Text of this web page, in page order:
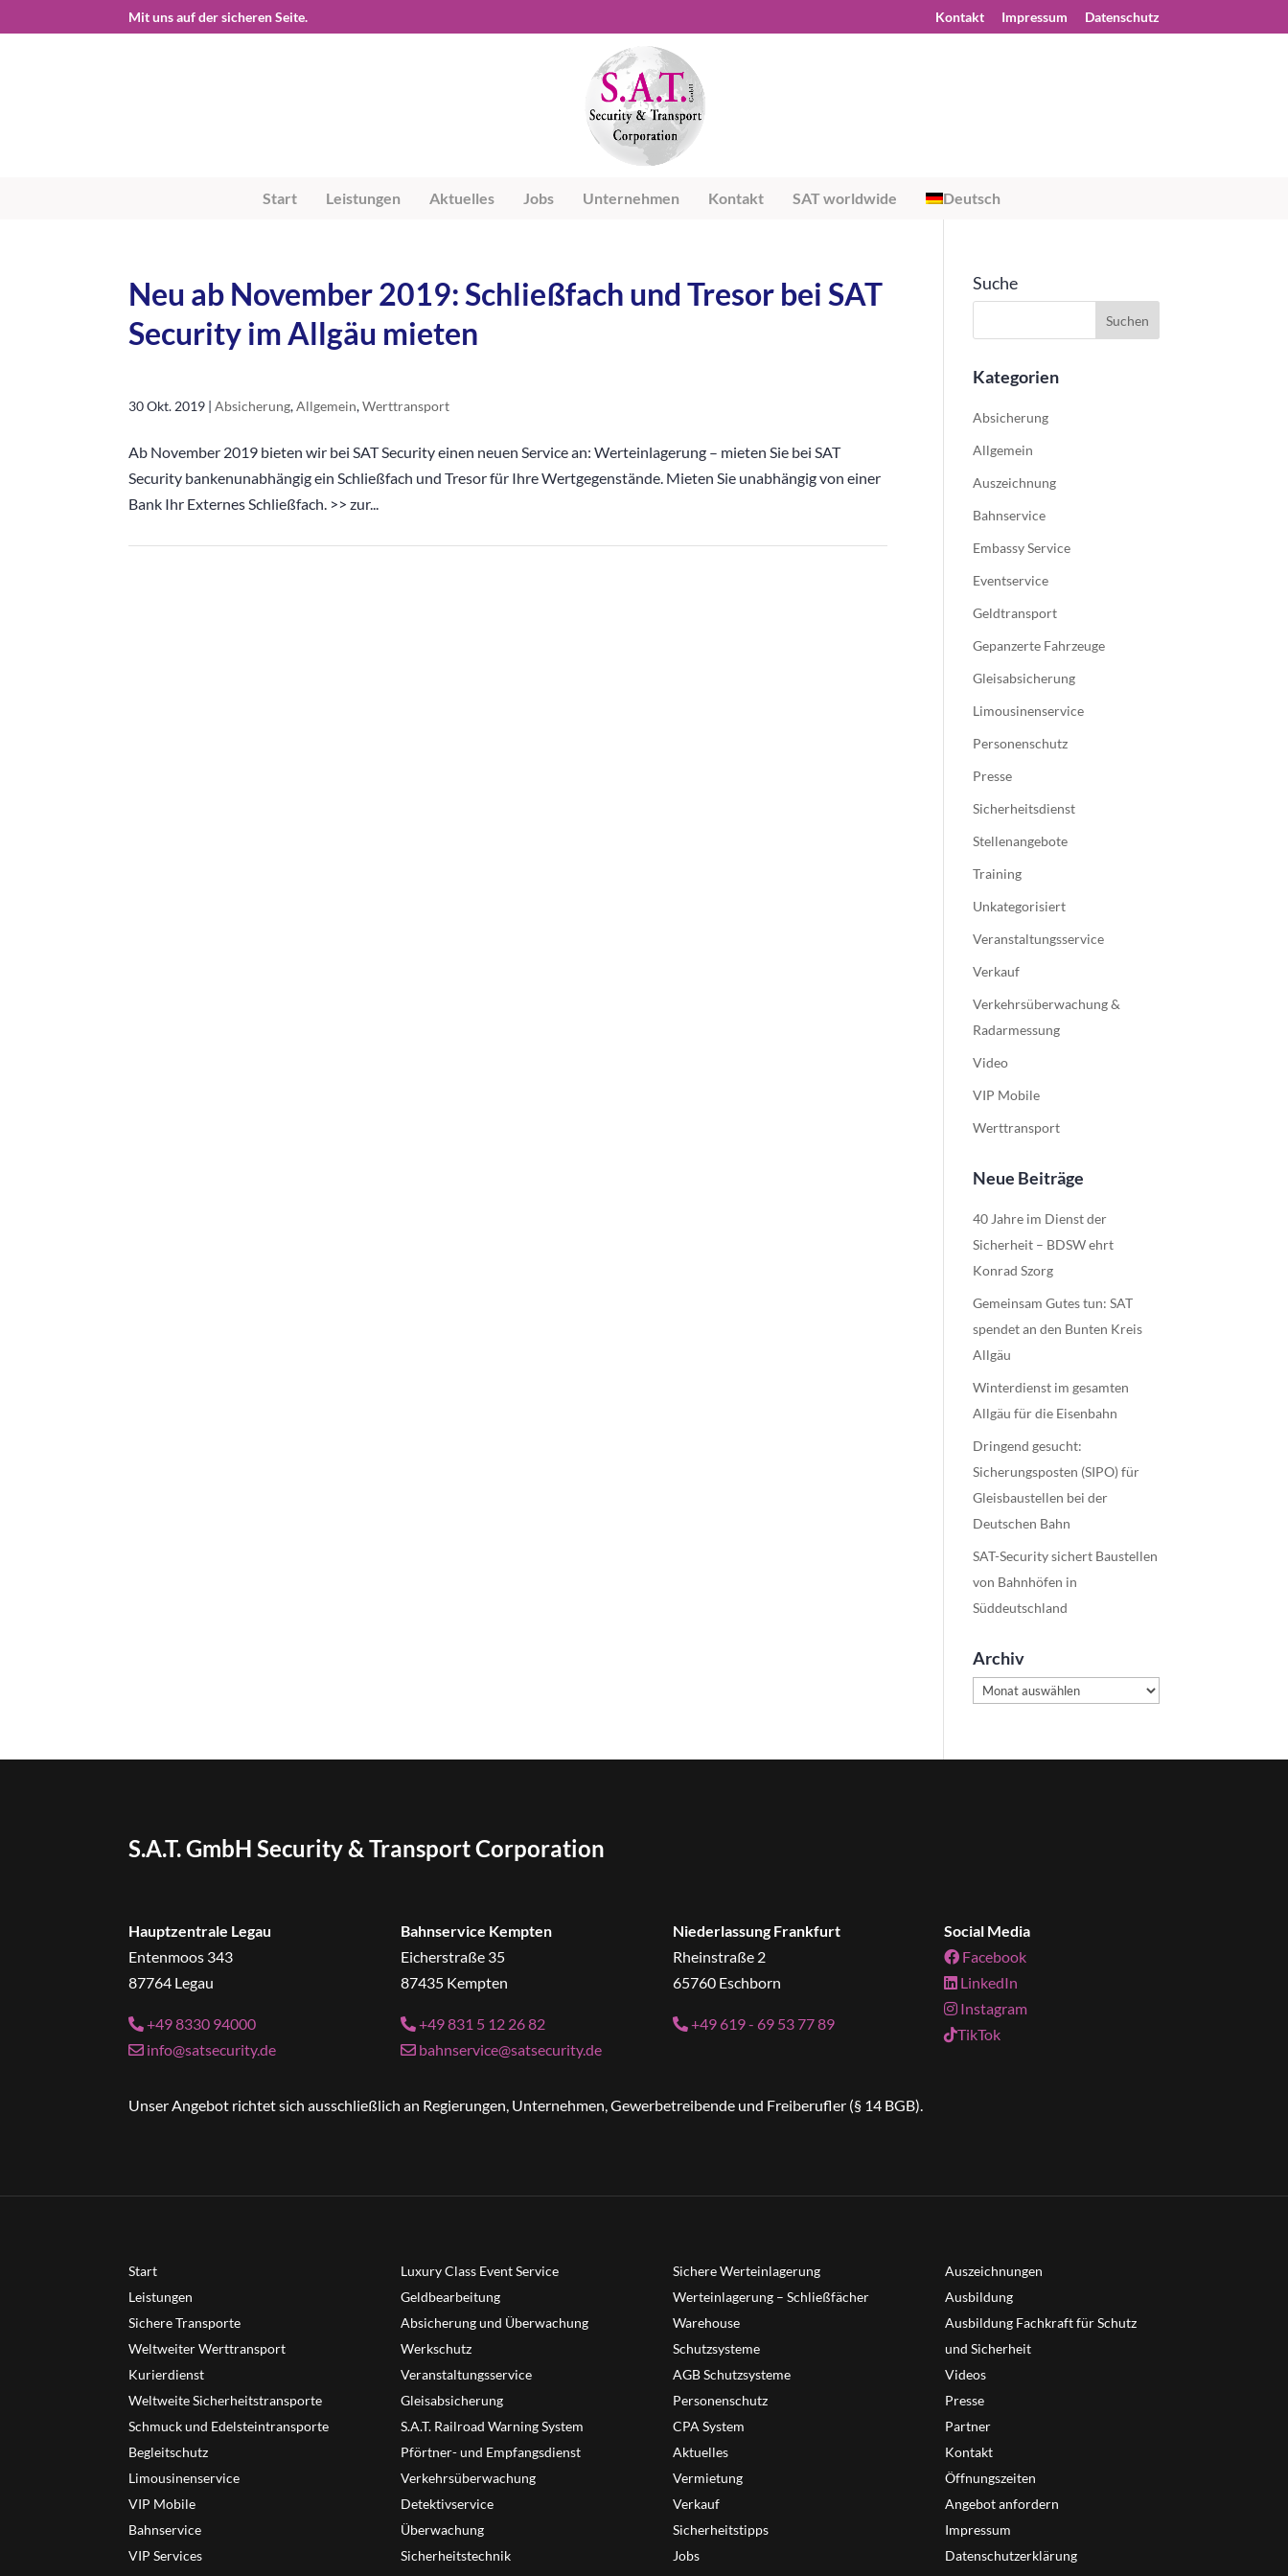
Kontakt Impressum Datenschutz
Start Leistungen Aktuelles Jobs Unternehmen Kontakt SAT worldwide Deutsch
Neu ab November 2019: Schließfach und Tresor bei SAT
Security im Allgäu mieten
30 Okt. 2019 |Absicherung,Allgemein,Werttransport
Ab November 2019 bieten wir bei SAT Security einen neuen Service an: Werteinlagerung – mieten Sie bei SAT
Security bankenunabhängig ein Schließfach und Tresor für Ihre Wertgegenstände. Mieten Sie unabhängig von einer
Bank Ihr Externes Schließfach. >> zur...
Suche
Kategorien
Absicherung
Allgemein
Auszeichnung
Bahnservice
Embassy Service
Eventservice
Geldtransport
Gepanzerte Fahrzeuge
Gleisabsicherung
Limousinenservice
Personenschutz
Presse
Sicherheitsdienst
Stellenangebote
Training
Unkategorisiert
Veranstaltungsservice
Verkauf
Verkehrsüberwachung &
Radarmessung
Video
VIP Mobile
Werttransport
Neue Beiträge
40 Jahre im Dienst der
Sicherheit – BDSW ehrt
Konrad Szorg
Gemeinsam Gutes tun: SAT
spendet an den Bunten Kreis
Allgäu
Winterdienst im gesamten
Allgäu für die Eisenbahn
Dringend gesucht:
Sicherungsposten (SIPO) für
Gleisbaustellen bei der
Deutschen Bahn
SAT-Security sichert Baustellen
von Bahnhöfen in
Süddeutschland
Archiv
Archiv
S.A.T. GmbH Security & Transport Corporation
Hauptzentrale Legau
Entenmoos 343
87764 Legau
+49 8330 94000
info@satsecurity.de
Bahnservice Kempten
Eicherstraße 35
87435 Kempten
+49 831 5 12 26 82
bahnservice@satsecurity.de
Niederlassung Frankfurt
Rheinstraße 2
65760 Eschborn
+49 619 - 69 53 77 89
Social Media
Facebook
LinkedIn
Instagram
TikTok
Unser Angebot richtet sich ausschließlich an Regierungen, Unternehmen, Gewerbetreibende und Freiberufler (§ 14 BGB).
Start
Leistungen
Sichere Transporte
Weltweiter Werttransport
Kurierdienst
Weltweite Sicherheitstransporte
Schmuck und Edelsteintransporte
Begleitschutz
Limousinenservice
VIP Mobile
Bahnservice
VIP Services
Luxury Class Event Service
Geldbearbeitung
Absicherung und Überwachung
Werkschutz
Veranstaltungsservice
Gleisabsicherung
S.A.T. Railroad Warning System
Pförtner- und Empfangsdienst
Verkehrsüberwachung
Detektivservice
Überwachung
Sicherheitstechnik
Sichere Werteinlagerung
Werteinlagerung – Schließfächer
Warehouse
Schutzsysteme
AGB Schutzsysteme
Personenschutz
CPA System
Aktuelles
Vermietung
Verkauf
Sicherheitstipps
Jobs
Auszeichnungen
Ausbildung
Ausbildung Fachkraft für Schutz
und Sicherheit
Videos
Presse
Partner
Kontakt
Öffnungszeiten
Angebot anfordern
Impressum
Datenschutzerklärung